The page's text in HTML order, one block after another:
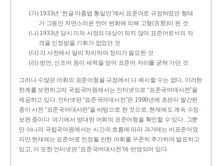
(가) 1933년 ‘한글 마춤법 통일안’에서 표준어로 규정하였던 형태
가 그동안 자연스러운 언어 변화에 의해 고형(古形)이 된 것
(나) 1933년 당시 미처 사정의 대상이 되지 않아 표준어로서의 자
격을 인정받을 기회가 없었던 것
(다) 각 사전에서 달리 처리하여 정리가 필요한 것
(라) 방언, 신조어 등이 세력을 얻어 표준어 자리를 굳혀 가던 것
그러나 수많은 어휘의 표준어형을 규정에서 다 예시할 수는 없다. 이러한
한계를 보완하고자 국립국어원에서는 인터넷으로 “표준국어대사전”을
제공하고 있다. 인터넷판 “표준국어대사전”은 1999년에 초판이 발간된
종이 사전 “표준국어대사전”을 바탕으로 한 것으로, 현재에도 계속 수정·
보완 중이다. 여기에서 방대한 어휘의 표준어형을 확인할 수 있다. 그뿐
만 아니라 국립국어원에서는 시간의 흐름에 따라 과거에는 비표준어였
지만 현재에는 표준어로 인정될 만한 어휘를 꾸준히 추가하여 발표하고
있고, 이 또한 인터넷판 “표준국어대사전”에 반영되어 있다.